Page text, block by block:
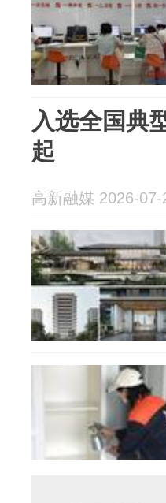
入选全国典型案例！ 西安高
起
高新融媒 2026-07-